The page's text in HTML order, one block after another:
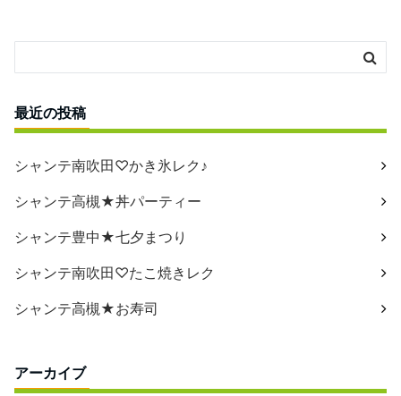
最近の投稿
シャンテ南吹田♡かき氷レク♪
シャンテ高槻★丼パーティー
シャンテ豊中★七夕まつり
シャンテ南吹田♡たこ焼きレク
シャンテ高槻★お寿司
アーカイブ